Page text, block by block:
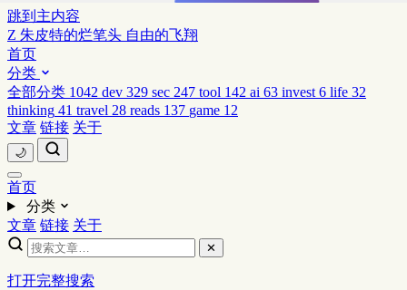
跳到主内容
Z 朱皮特的烂笔头 自由的飞翔
首页
分类
全部分类 1042 dev 329 sec 247 tool 142 ai 63 invest 6 life 32
thinking 41 travel 28 reads 137 game 12
文章 链接 关于
🌙
首页
分类
文章 链接 关于
✕
打开完整搜索